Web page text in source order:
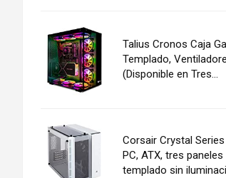
Talius Cronos Caja
Templado,
(Disponible en Tres...
Corsair Crystal
PC, ATX, tres
templado sin